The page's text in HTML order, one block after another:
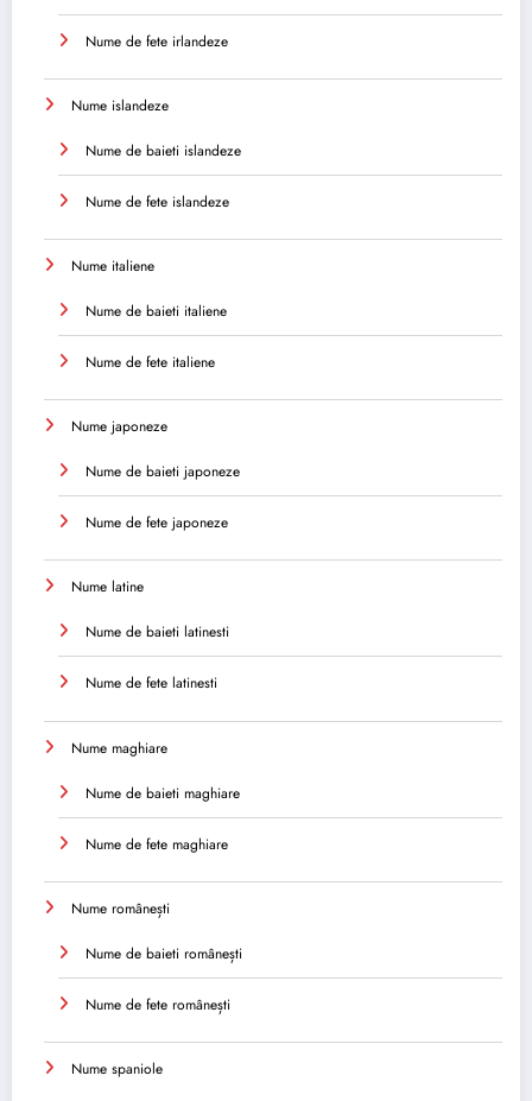
Nume de fete irlandeze
Nume islandeze
Nume de baieti islandeze
Nume de fete islandeze
Nume italiene
Nume de baieti italiene
Nume de fete italiene
Nume japoneze
Nume de baieti japoneze
Nume de fete japoneze
Nume latine
Nume de baieti latinesti
Nume de fete latinesti
Nume maghiare
Nume de baieti maghiare
Nume de fete maghiare
Nume românești
Nume de baieti românești
Nume de fete românești
Nume spaniole